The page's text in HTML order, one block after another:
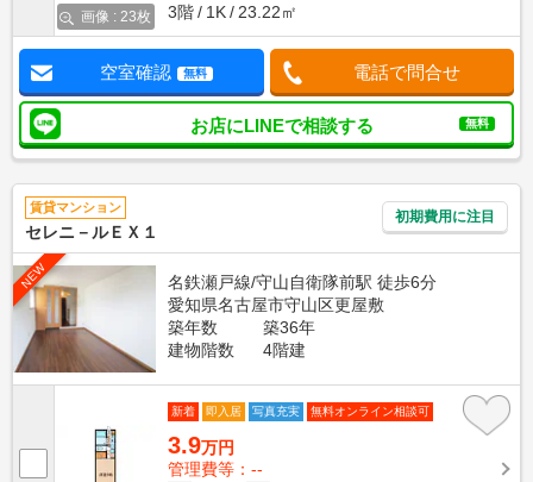
画像 : 23枚
3階
1K 23.22㎡
空室確認 無料 電話で問合せ
お店にLINEで相談する 無料
賃貸マンション
セレニ－ルＥＸ１
初期費用に注目
NEW
名鉄瀬戸線/守山自衛隊前駅 徒歩6分
愛知県名古屋市守山区更屋敷
築年数
築36年
建物階数
4階建
新着 即入居 写真充実 無料オンライン相談可
3.9万円
管理費等：--